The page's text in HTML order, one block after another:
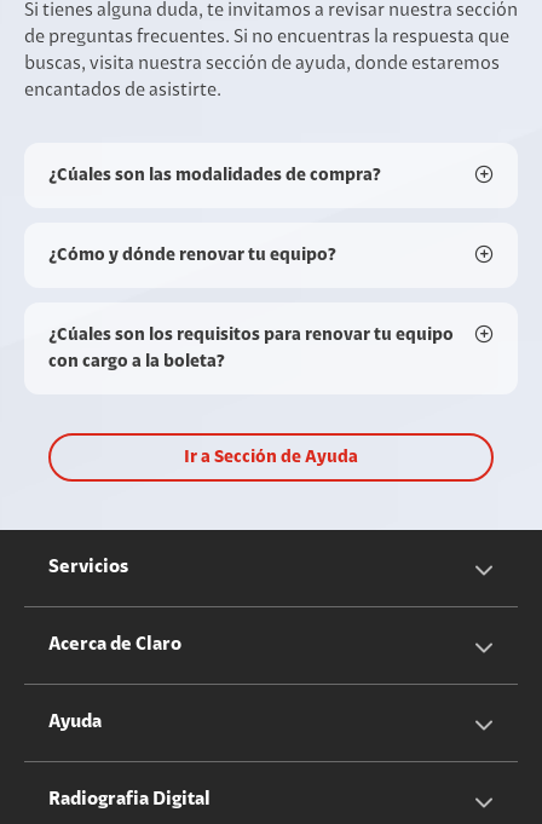
Si tienes alguna duda, te invitamos a revisar nuestra sección
de preguntas frecuentes. Si no encuentras la respuesta que
buscas, visita nuestra sección de ayuda, donde estaremos
encantados de asistirte.
¿Cúales son las modalidades de compra?
¿Cómo y dónde renovar tu equipo?
¿Cúales son los requisitos para renovar tu equipo
con cargo a la boleta?
Ir a Sección de Ayuda
Servicios
Servicios Móviles
Acerca de Claro
Información Corporativa
Ayuda
Cotizador servicios móviles
Radiografia Digital